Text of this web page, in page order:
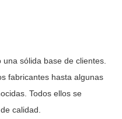
sólida base de clientes.
fabricantes hasta algunas
Todos ellos se
calidad.